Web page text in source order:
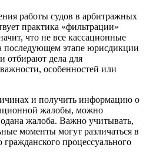
работы судов в арбитражных
практика «фильтрации»
что не все кассационные
последующем этапе юрисдикции
отбирают дела для
особенностей или
и получить информацию о
жалобы, можно
жалоба. Важно учитывать,
моменты могут различаться в
гражданского процессуального